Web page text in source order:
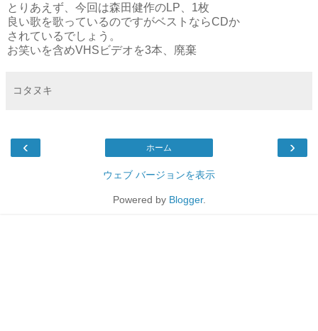
とりあえず、今回は森田健作のLP、1枚
良い歌を歌っているのですがベストならCDか
されているでしょう。
お笑いを含めVHSビデオを3本、廃棄
コタヌキ
‹ ›
ホーム
ウェブ バージョンを表示
Powered by Blogger.